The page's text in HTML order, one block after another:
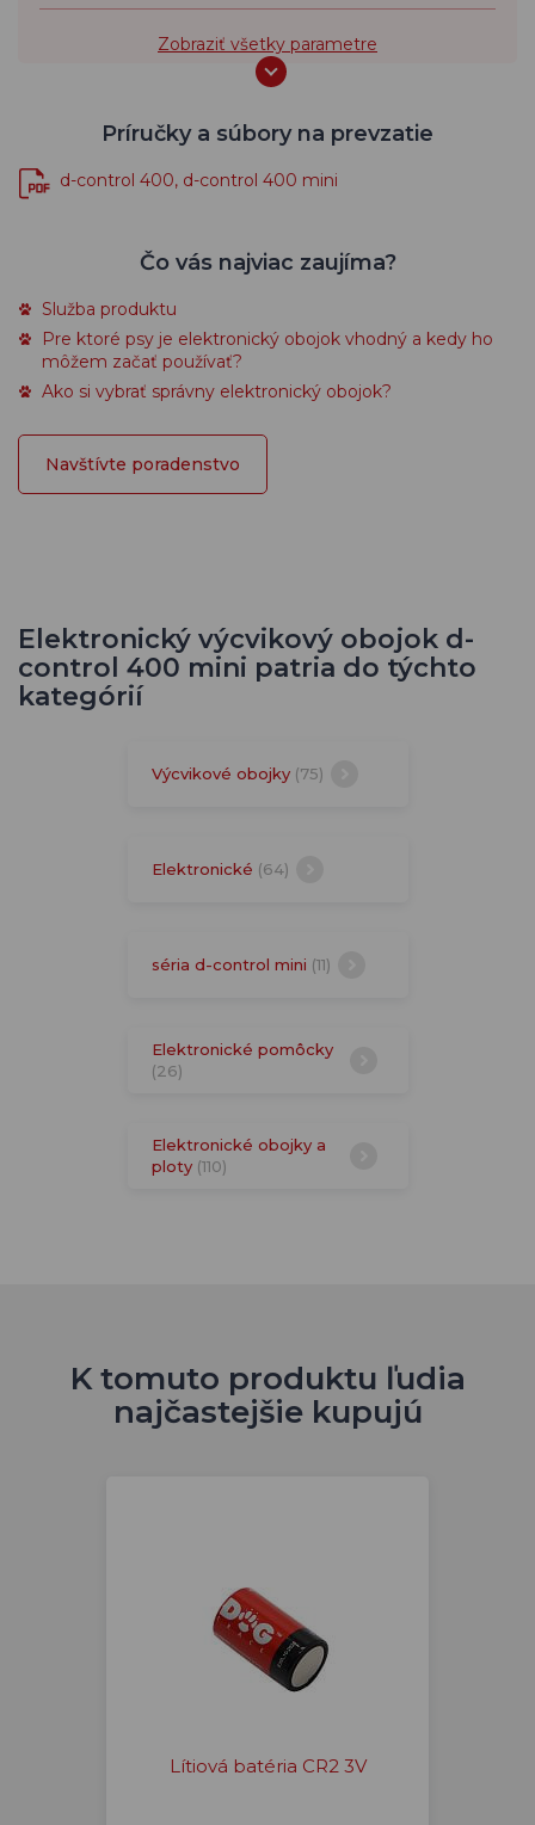
Zobraziť všetky parametre
Príručky a súbory na prevzatie
d-control 400, d-control 400 mini
Čo vás najviac zaujíma?
Služba produktu
Pre ktoré psy je elektronický obojok vhodný a kedy ho
môžem začať používať?
Ako si vybrať správny elektronický obojok?
Navštívte poradenstvo
Elektronický výcvikový obojok d-
control 400 mini patria do týchto
kategórií
Výcvikové obojky (75)
Elektronické (64)
séria d-control mini (11)
Elektronické pomôcky
(26)
Elektronické obojky a
ploty (110)
K tomuto produktu ľudia
najčastejšie kupujú
Lítiová batéria CR2 3V